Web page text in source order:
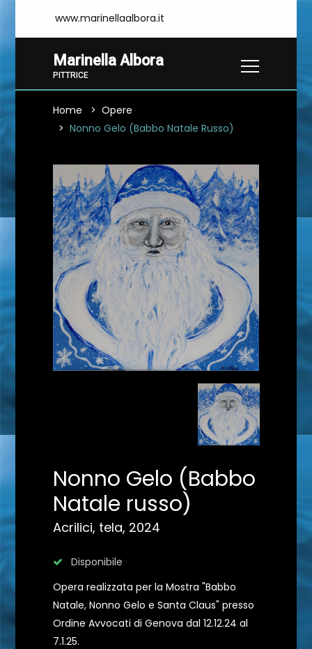
www.marinellaalbora.it
Marinella Albora
PITTRICE
Home
Opere
Nonno Gelo (Babbo Natale Russo)
Nonno Gelo (Babbo
Natale russo)
Acrilici, tela, 2024
Disponibile
Opera realizzata per la Mostra "Babbo
Natale, Nonno Gelo e Santa Claus" presso
Ordine Avvocati di Genova dal 12.12.24 al
7.1.25.